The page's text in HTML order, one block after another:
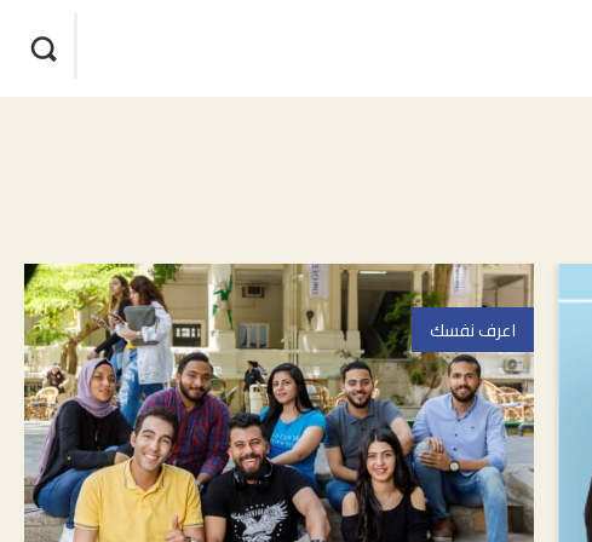
اعرف نفسك